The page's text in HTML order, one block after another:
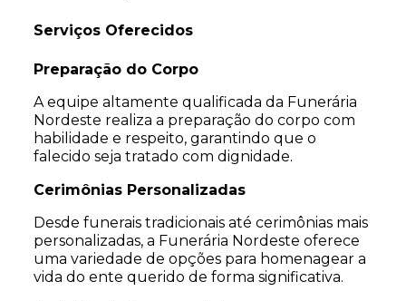
Serviços Oferecidos
Preparação do Corpo
A equipe altamente qualificada da Funerária
Nordeste realiza a preparação do corpo com
habilidade e respeito, garantindo que o
falecido seja tratado com dignidade.
Cerimônias Personalizadas
Desde funerais tradicionais até cerimônias mais
personalizadas, a Funerária Nordeste oferece
uma variedade de opções para homenagear a
vida do ente querido de forma significativa.